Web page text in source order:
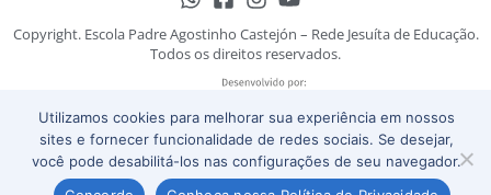
Copyright. Escola Padre Agostinho Castejón – Rede Jesuíta de Educação.
Todos os direitos reservados.
Trabalhe Conosco Política de Privacidade
Utilizamos cookies para melhorar sua experiência em nossos
sites e fornecer funcionalidade de redes sociais. Se desejar,
você pode desabilitá-los nas configurações de seu navegador.